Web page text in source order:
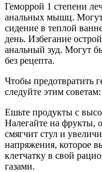
Геморрой 1 степени
анальных мышц.
сидение в теплой
день. Избегание
анальный зуд. Могут
без рецепта.
Чтобы предотвратить
следуйте этим советам:
Ешьте продукты с
Налегайте на фрукты,
смягчит стул и
напряжения, которое
клетчатку в свой
газами.